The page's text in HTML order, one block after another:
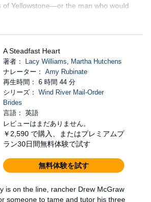
of Yellowstone—or the man who would
A Steadfast Heart
著者： Lacy Williams, Martha Hutchens
ナレーター： Amy Rubinate
再生時間： 6 時間 44 分
シリーズ： Wind River Mail-Order
Brides
言語： 英語
レビューはまだありません。
￥2,590 で購入、またはプレミアムプ
ラン30日間無料体験で試す
無料体験を試す
is on the line, rancher Drew McGraw
someone to tame and tutor his three